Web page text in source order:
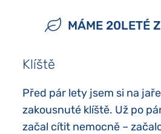
MÁME 20LETÉ
Klíště
Před pár lety jsem si na
zakousnuté klíště. Už po
začal cítit nemocně –